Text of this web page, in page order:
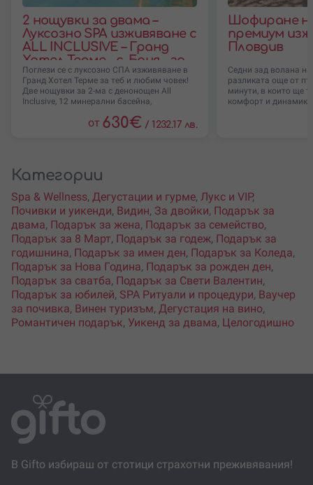
2 нощувки за двама –
Луксозно SPA изживяване с
ALL INCLUSIVE – Гранд
Хотел Терме – с. Баня – за
периода до 30.11.2026 г.
Поглези се с луксозно СПА изживяване в
Гранд Хотел Терме за теб и любим човек!
Две нощувки за 2-ма с денонощен All
Inclusive, 12 минерални басейна,
от 630€ / 1232.17 лв.
Шофиране на
премиум
Пловдив
Седни зад волана на
разликата още от
минути, в които ще
комфорт и
Категории
Spa & Wellness, Дегустации и гурме, Лукс и VIP,
Почивки и уикенди, Видин, За двойки, Подарък за
двама, Подарък за жена, Подарък за семейство,
Подарък за 8 Март, Подарък за годеж, Подарък за
годишнина, Подарък за имен ден, Подарък за Коледа,
Подарък за Нова Година, Подарък за рожден ден,
Подарък за сватба, Подарък за Свети Валентин,
Подарък за юбилей, SPA Ритуали и процедури, Ваучер
за почивка, Винен туризъм, Дегустация на вино,
Романтичен подарък, Уикенд за двама, Целогодишно
В Gifto избираш от стотици страхотни преживявания!